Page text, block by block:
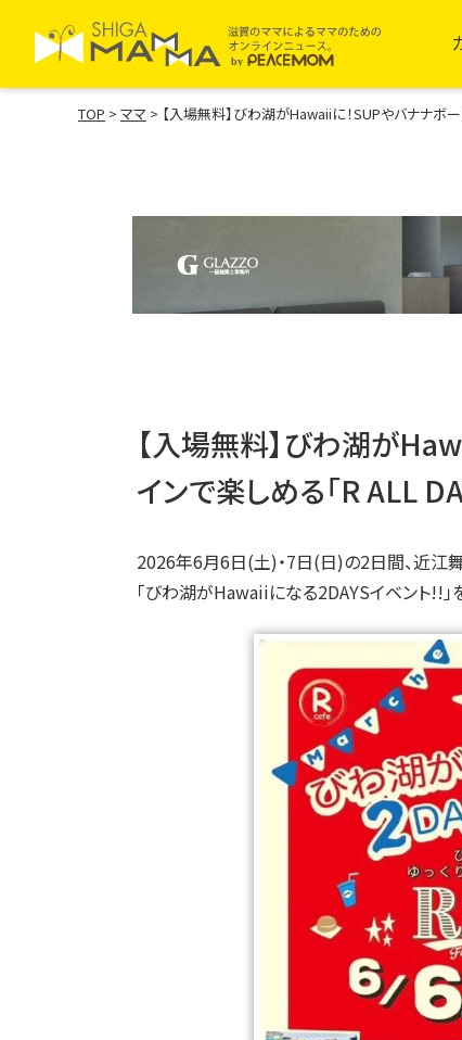
TOP > ママ > 【入場無料】びわ湖がHawaiiに！SUPやバナナボ
【入場無料】びわ湖が
インで楽しめる「R ALL
2026年6月6日(土)・7日(日)の2日間、近江
「びわ湖がHawaiiになる2DAYSイベント!!」